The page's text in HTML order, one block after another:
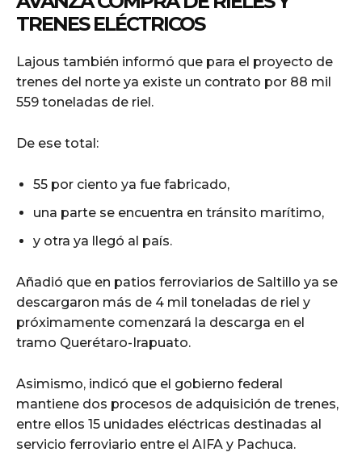
TRENES ELÉCTRICOS
Lajous también informó que para el proyecto de
trenes del norte ya existe un contrato por 88 mil
559 toneladas de riel.
De ese total:
55 por ciento ya fue fabricado,
una parte se encuentra en tránsito marítimo,
y otra ya llegó al país.
Añadió que en patios ferroviarios de Saltillo ya se
descargaron más de 4 mil toneladas de riel y
próximamente comenzará la descarga en el
tramo Querétaro-Irapuato.
Asimismo, indicó que el gobierno federal
mantiene dos procesos de adquisición de trenes,
entre ellos 15 unidades eléctricas destinadas al
servicio ferroviario entre el AIFA y Pachuca.